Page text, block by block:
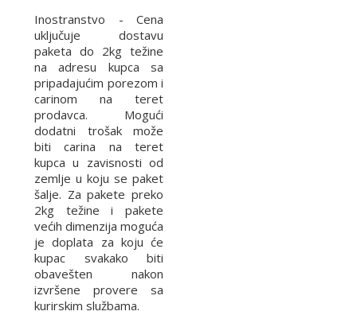
Inostranstvo - Cena
uključuje dostavu
paketa do 2kg težine
na adresu kupca sa
pripadajućim porezom i
carinom na teret
prodavca. Mogući
dodatni trošak može
biti carina na teret
kupca u zavisnosti od
zemlje u koju se paket
šalje. Za pakete preko
2kg težine i pakete
većih dimenzija moguća
je doplata za koju će
kupac svakako biti
obavešten nakon
izvršene provere sa
kurirskim službama.